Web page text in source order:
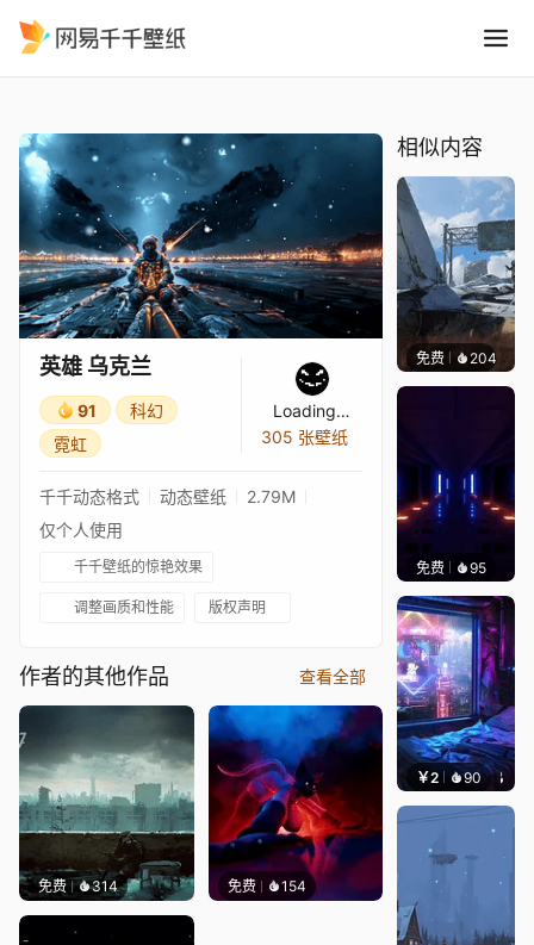
英雄 乌克兰
91
科幻
霓虹
Loading…
305 张壁纸
千千动态格式 动态壁纸
2.79M
仅个人使用
千千壁纸的惊艳效果
调整画质和性能 版权声明
作者的其他作品 查看全部
免费 314 免费 154
相似内容
免费 204
免费 95
￥2 90 小皮球